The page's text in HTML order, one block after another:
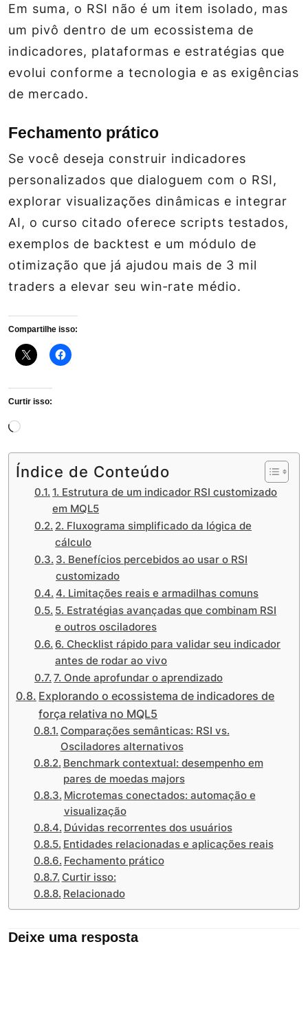
Em suma, o RSI não é um item isolado, mas
um pivô dentro de um ecossistema de
indicadores, plataformas e estratégias que
evolui conforme a tecnologia e as exigências
de mercado.
Fechamento prático
Se você deseja construir indicadores
personalizados que dialoguem com o RSI,
explorar visualizações dinâmicas e integrar
AI, o curso citado oferece scripts testados,
exemplos de backtest e um módulo de
otimização que já ajudou mais de 3 mil
traders a elevar seu win‑rate médio.
Compartilhe isso:
Curtir isso:
Carregando...
Índice de Conteúdo
1. Estrutura de um indicador RSI customizado
em MQL5
2. Fluxograma simplificado da lógica de
cálculo
3. Benefícios percebidos ao usar o RSI
customizado
4. Limitações reais e armadilhas comuns
5. Estratégias avançadas que combinam RSI
e outros osciladores
6. Checklist rápido para validar seu indicador
antes de rodar ao vivo
7. Onde aprofundar o aprendizado
Explorando o ecossistema de indicadores de
força relativa no MQL5
Comparações semânticas: RSI vs.
Osciladores alternativos
Benchmark contextual: desempenho em
pares de moedas majors
Microtemas conectados: automação e
visualização
Dúvidas recorrentes dos usuários
Entidades relacionadas e aplicações reais
Fechamento prático
Curtir isso:
Relacionado
Deixe uma resposta